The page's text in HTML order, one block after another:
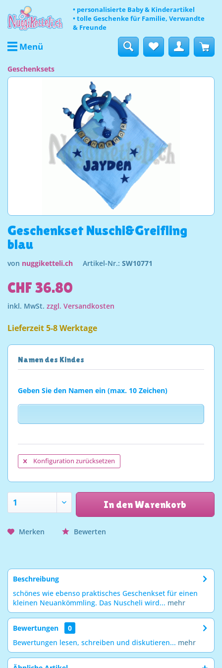
• personalisierte Baby & Kinderartikel
• tolle Geschenke für Familie, Verwandte
& Freunde
Menü
Geschenksets
Geschenkset Nuschi&Greifling
blau
von nuggiketteli.ch Artikel-Nr.: SW10771
CHF 36.80
inkl. MwSt. zzgl. Versandkosten
Lieferzeit 5-8 Werktage
Namen des Kindes
Geben Sie den Namen ein (max. 10 Zeichen)
Konfiguration zurücksetzen
In den Warenkorb
Merken Bewerten
Beschreibung
schönes wie ebenso praktisches Geschenkset für einen
kleinen Neuankömmling. Das Nuscheli wird... mehr
Bewertungen
0
Bewertungen lesen, schreiben und diskutieren... mehr